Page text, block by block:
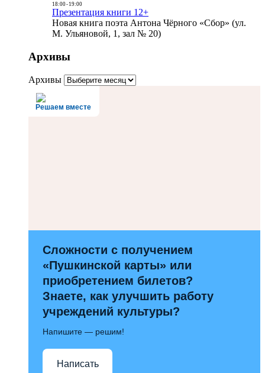
18:00- 19:00
Презентация книги 12+
Новая книга поэта Антона Чёрного «Сбор» (ул.
М. Ульяновой, 1, зал № 20)
Архивы
Архивы
Решаем вместе
Сложности с получением
«Пушкинской карты» или
приобретением билетов?
Знаете, как улучшить работу
учреждений культуры?
Напишите — решим!
Написать